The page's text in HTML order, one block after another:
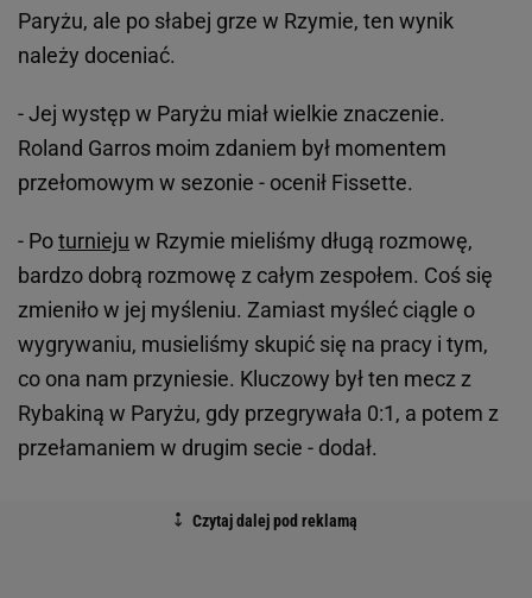
Paryżu, ale po słabej grze w Rzymie, ten wynik
należy doceniać.
- Jej występ w Paryżu miał wielkie znaczenie.
Roland Garros moim zdaniem był momentem
przełomowym w sezonie - ocenił Fissette.
- Poturnieju w Rzymie mieliśmy długą rozmowę,
bardzo dobrą rozmowę z całym zespołem. Coś się
zmieniło w jej myśleniu. Zamiast myśleć ciągle o
wygrywaniu, musieliśmy skupić się na pracy i tym,
co ona nam przyniesie. Kluczowy był ten mecz z
Rybakiną w Paryżu, gdy przegrywała 0:1, a potem z
przełamaniem w drugim secie - dodał.